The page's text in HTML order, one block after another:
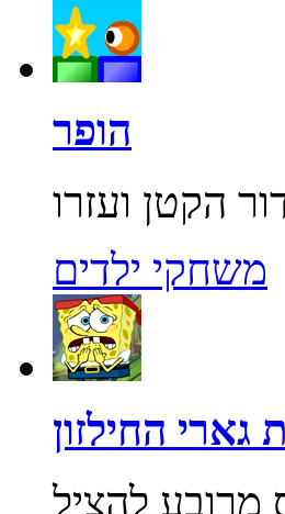
הופר
משחקי ילדים
גארי החילזון